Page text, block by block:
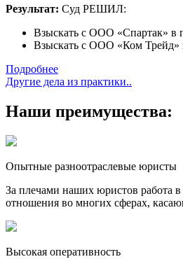
Результат: Суд РЕШИЛ:
Взыскать с ООО «Спартак» в
Взыскать с ООО «Ком Трейд»
Подробнее
Другие дела из практики..
Наши преимущества:
Опытные разноотраслевые юристы
За плечами наших юристов работа
отношения во многих сферах,
Высокая оперативность